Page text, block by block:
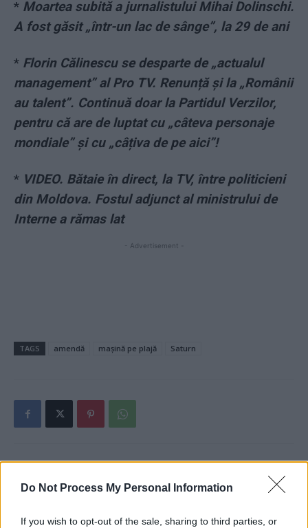
Do Not Process My Personal Information
If you wish to opt-out of the sale, sharing to third parties, or
* Moartea subită a jurnalistului Mihai Dolinschi.
A fost găsit „într-un lac de sânge”, la 29 de ani
* Florin Călinescu se desparte de „actualul
management” al Pro TV. Renunță și la „Românii
au talent”. Continuă doar la Partidul Verzilor,
pentru că are de luptat cu „câteva personaje
mondiale” și cu „câțiva de pe aici”!
* VIDEO. Bătaie în direct, la TV, între politicieni
din Moldova. Fostul adjunct al ministrului de
Interne a rămas lat
- Advertisement -
TAGS amendă mașină pe plajă Saturn
SUA și UE scot Muntenegru
bănci occidentale ajută
Articolul următor
Olimpiada începe bine:
„Băieții lui Hagi”, antrenați de